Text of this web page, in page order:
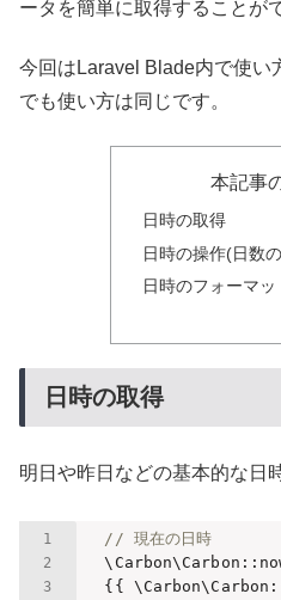
ータを簡単に取得することが
今回はLaravel Blade内で使い
でも使い方は同じです。
本記事
日時の取得
日時の操作(日数
日時のフォーマッ
日時の取得
明日や昨日などの基本的な日
// 現在の日時
{{